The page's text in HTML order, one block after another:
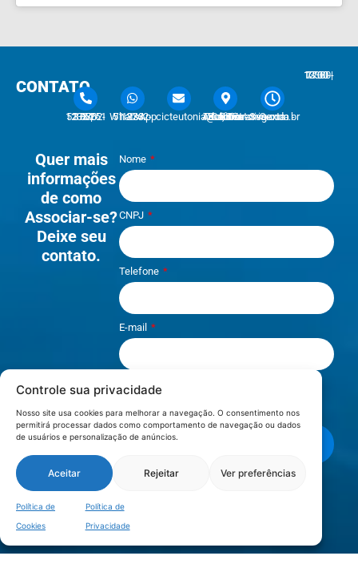
Controle sua privacidade
Nosso site usa cookies para melhorar a navegação. O consentimento nos
permitirá processar dados como comportamento de navegação ou dados
de usuários e personalização de anúncios.
Aceitar Rejeitar Ver preferências
Política de
Cookies
Política de
Privacidade
CONTATO
51 3762-1233 | 51 3762-1030 51 3762-1233 WhatsAppcicteutonia@cicteutonia.com.br
Rua Um Sul, 77 - Centro Administrativo Teutônia - RS Segunda - Sexta
7:30 - 12:00 | 13:30 - 17:30
Quer mais
informações
de como
Associar-se?
Deixe seu
contato.
Nome
CNPJ
Telefone
E-mail
Li e aceito os termos de
Privacidade
LOCALIZAÇÃO